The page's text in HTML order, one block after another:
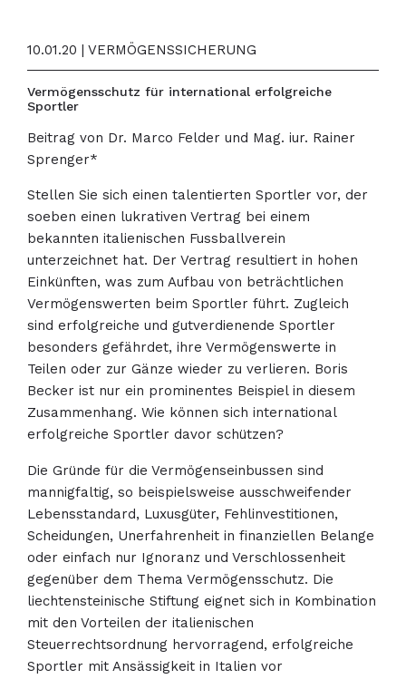
10.01.20 | VERMÖGENSSICHERUNG
Vermögensschutz für international erfolgreiche
Sportler
Beitrag von Dr. Marco Felder und Mag. iur. Rainer
Sprenger*
Stellen Sie sich einen talentierten Sportler vor, der
soeben einen lukrativen Vertrag bei einem
bekannten italienischen Fussballverein
unterzeichnet hat. Der Vertrag resultiert in hohen
Einkünften, was zum Aufbau von beträchtlichen
Vermögenswerten beim Sportler führt. Zugleich
sind erfolgreiche und gutverdienende Sportler
besonders gefährdet, ihre Vermögenswerte in
Teilen oder zur Gänze wieder zu verlieren. Boris
Becker ist nur ein prominentes Beispiel in diesem
Zusammenhang. Wie können sich international
erfolgreiche Sportler davor schützen?
Die Gründe für die Vermögenseinbussen sind
mannigfaltig, so beispielsweise ausschweifender
Lebensstandard, Luxusgüter, Fehlinvestitionen,
Scheidungen, Unerfahrenheit in finanziellen Belange
oder einfach nur Ignoranz und Verschlossenheit
gegenüber dem Thema Vermögensschutz. Die
liechtensteinische Stiftung eignet sich in Kombination
mit den Vorteilen der italienischen
Steuerrechtsordnung hervorragend, erfolgreiche
Sportler mit Ansässigkeit in Italien vor